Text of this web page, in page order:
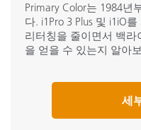
Primary Color는 1984년
다. i1Pro 3 Plus 및 i1iO
리터칭을 줄이면서 백
을 얻을 수 있는지 알아
세